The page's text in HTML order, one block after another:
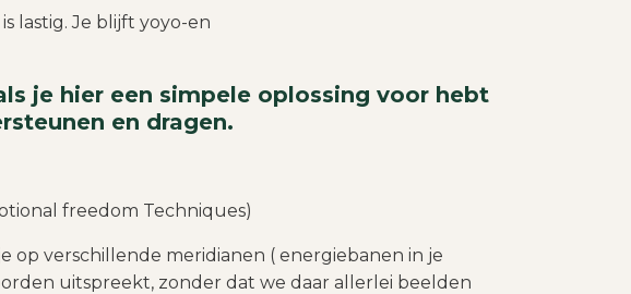
lastig. Je blijft yoyo-en
je hier een simpele oplossing voor hebt
en dragen.
freedom Techniques)
op verschillende meridianen ( energiebanen in je
uitspreekt, zonder dat we daar allerlei beelden